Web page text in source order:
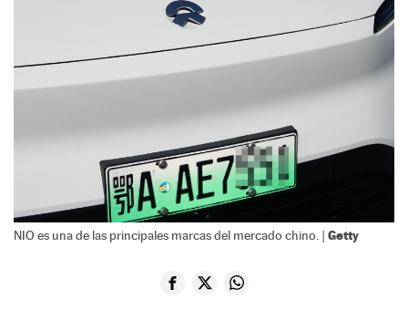
NIO es una de las principales marcas del mercado chino. | Getty